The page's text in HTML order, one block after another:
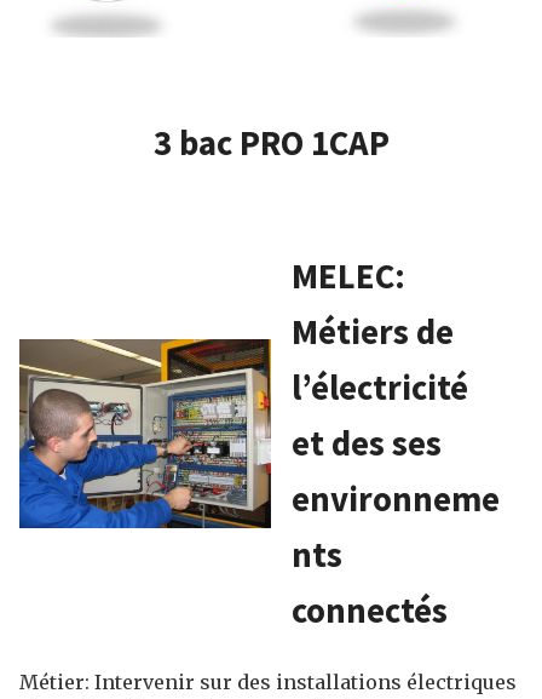
3 bac PRO 1CAP
MELEC:
Métiers de
l’électricité
et des ses
environneme
nts
connectés
Métier: Intervenir sur des installations électriques